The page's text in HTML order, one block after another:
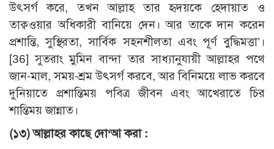
উৎসর্গ করে, তখন আল্লাহ তার হৃদয়কে হেদায়াত ও
তাক্বওয়ার অধিকারী বানিয়ে দেন। আর তাকে দান করেন
প্রশান্তি, সুস্থিরতা, সার্বিক সহনশীলতা এবং পূর্ণ বুদ্ধিমত্তা’।
[36] সুতরাং মুমিন বান্দা তার সাধ্যানুযায়ী আল্লাহর পথে
জান-মাল, সময়-শ্রম উৎসর্গ করবে, আর বিনিময়ে লাভ করবে
দুনিয়াতে প্রশান্তিময় পবিত্র জীবন এবং আখেরাতে চির
শান্তিময় জান্নাত।
(১৩)আল্লাহর কাছে দো‘আ করা :